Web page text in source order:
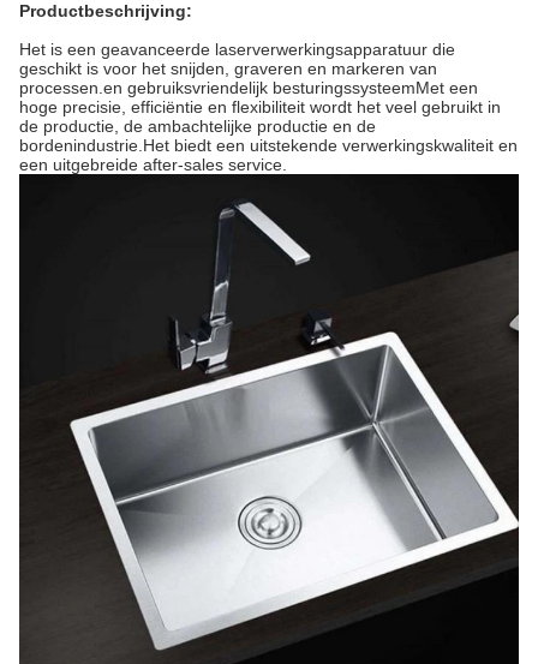
Productbeschrijving:
Het is een geavanceerde laserverwerkingsapparatuur die
geschikt is voor het snijden, graveren en markeren van
processen.en gebruiksvriendelijk besturingssysteemMet een
hoge precisie, efficiëntie en flexibiliteit wordt het veel gebruikt in
de productie, de ambachtelijke productie en de
bordenindustrie.Het biedt een uitstekende verwerkingskwaliteit en
een uitgebreide after-sales service.